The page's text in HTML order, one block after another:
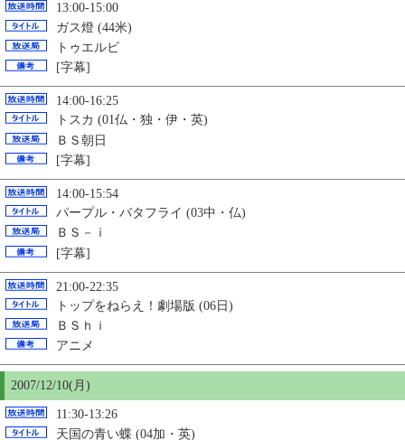
13:00-15:00
ガス燈 (44米)
トゥエルビ
[字幕]
14:00-16:25
トスカ (01仏・独・伊・英)
ＢＳ朝日
[字幕]
14:00-15:54
パープル・バタフライ (03中・仏)
ＢＳ－ｉ
[字幕]
21:00-22:35
トップをねらえ！劇場版 (06日)
ＢＳｈｉ
アニメ
2007/12/10(月)
11:30-13:26
天国の青い蝶 (04加・英)